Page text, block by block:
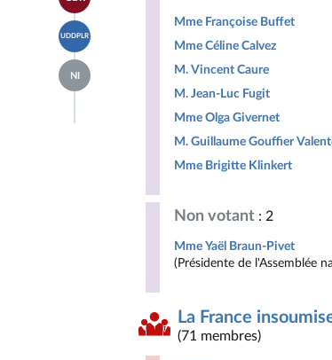
Indépendants
groupe
Libertés,
Indépendants,
Outre-
mer
et
Territoires
page
du
groupe
Gauche
Démocrate
et
Accéder
à la
page
du
groupe
droites
UDDPLR
Accéder
à la
page
groupe
NI
Mme Françoise Buffet
Mme Céline Calvez
M. Vincent Caure
M. Jean-Luc Fugit
Mme Olga Givernet
M. Guillaume Gouffier
Mme Brigitte Klinkert
Non votant : 2
Mme Yaël Braun-Pivet
(Présidente de l'Assemblée
La France
(71 membres)